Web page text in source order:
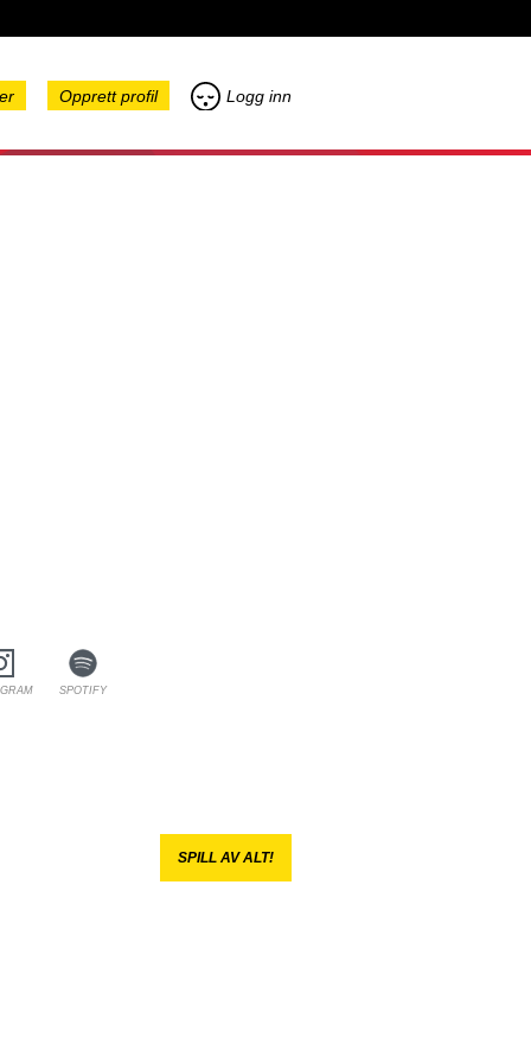
Opprett profil Logg inn
SPOTIFY
SPILL AV ALT!